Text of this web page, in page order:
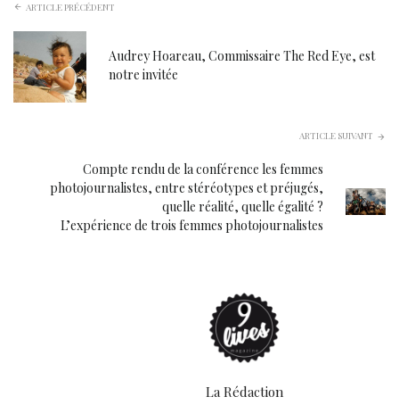
ARTICLE PRÉCÉDENT
Audrey Hoareau, Commissaire The Red Eye, est
notre invitée
ARTICLE SUIVANT
Compte rendu de la conférence les femmes
photojournalistes, entre stéréotypes et préjugés,
quelle réalité, quelle égalité ?
L’expérience de trois femmes photojournalistes
La Rédaction